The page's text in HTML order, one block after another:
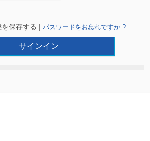
を保存する | パスワードをお忘れですか ?